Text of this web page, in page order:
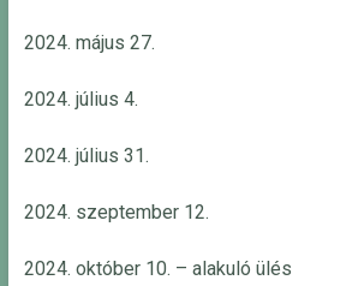
2024. május 27.
2024. július 4.
2024. július 31.
2024. szeptember 12.
2024. október 10. – alakuló ülés